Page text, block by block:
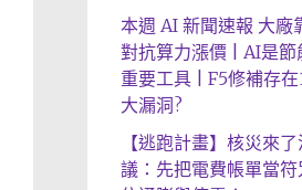
本週 AI 新聞速報 大廠
對抗算力漲價 | AI是節
重要工具 | F5修補存
大漏洞?
【逃跑計畫】核災來
議：先把電費帳單當